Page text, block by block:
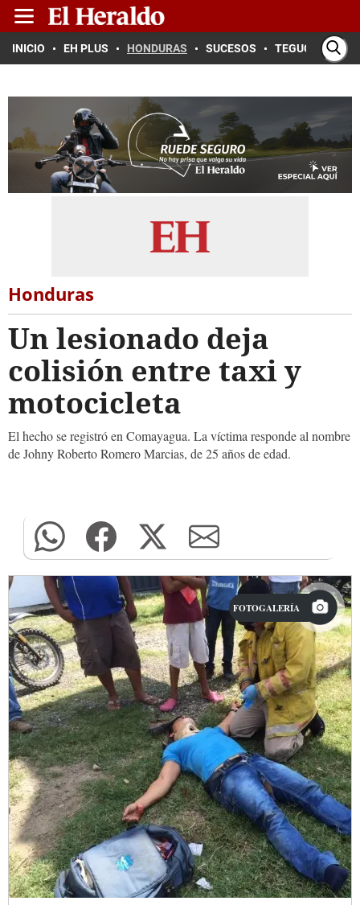
INICIO EH PLUS HONDURAS SUCESOS TEGUCIGALPA
Honduras
Un lesionado deja
colisión entre taxi y
motocicleta
El hecho se registró en Comayagua. La víctima responde al nombre
de Johny Roberto Romero Marcias, de 25 años de edad.
FOTOGALERÍA